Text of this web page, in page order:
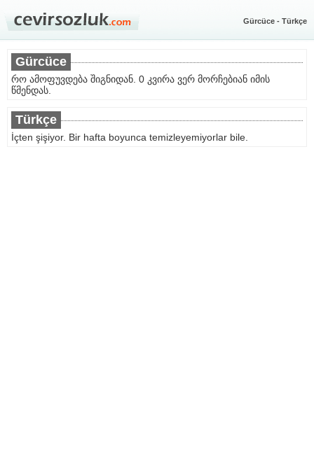
Gürcüce - Türkçe
Gürcüce
რო ამოფუვდება შიგნიდან. 0 კვირა ვერ მორჩებიან იმის
წმენდას.
Türkçe
İçten şişiyor. Bir hafta boyunca temizleyemiyorlar bile.